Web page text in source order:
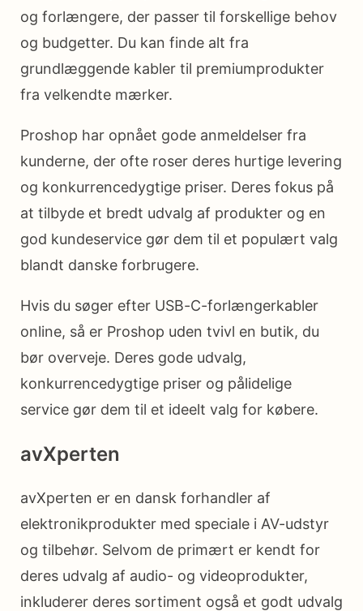
og forlængere, der passer til forskellige behov
og budgetter. Du kan finde alt fra
grundlæggende kabler til premiumprodukter
fra velkendte mærker.
Proshop har opnået gode anmeldelser fra
kunderne, der ofte roser deres hurtige levering
og konkurrencedygtige priser. Deres fokus på
at tilbyde et bredt udvalg af produkter og en
god kundeservice gør dem til et populært valg
blandt danske forbrugere.
Hvis du søger efter USB-C-forlængerkabler
online, så er Proshop uden tvivl en butik, du
bør overveje. Deres gode udvalg,
konkurrencedygtige priser og pålidelige
service gør dem til et ideelt valg for købere.
avXperten
avXperten er en dansk forhandler af
elektronikprodukter med speciale i AV-udstyr
og tilbehør. Selvom de primært er kendt for
deres udvalg af audio- og videoprodukter,
inkluderer deres sortiment også et godt udvalg